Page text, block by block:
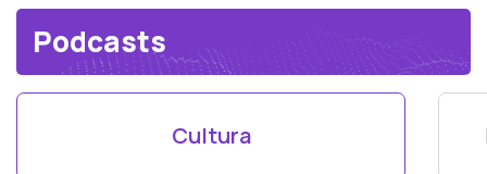
Podcasts
Cultura